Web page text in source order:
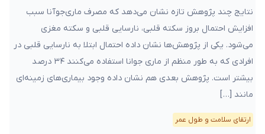
نتایج چند پژوهش تازه نشان می‌دهد که مصرف ماری‌جوآنا سبب
افزایش احتمال بروز سکته قلبی، نارسایی قلبی و سکته مغزی
می‌شود. یکی از پژوهش‌ها نشان داده‌ احتمال ابتلا به نارسایی قلبی در
افرادی که به طور منظم از ماری جوانا استفاده می‌کنند ۳۴ درصد
بیشتر است. پژوهش بعدی هم نشان داده وجود بیماری‌های زمینه‌ای
مانند […]
ارتقای سلامت و طول عمر